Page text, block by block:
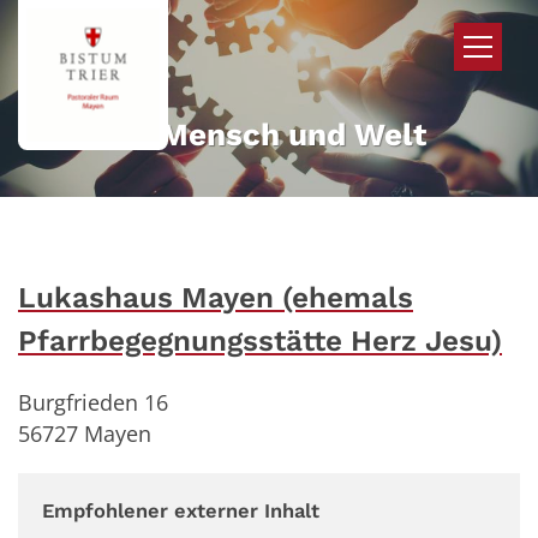
Zum Inhalt springen
Mehr für Mensch und Welt
Lukashaus Mayen (ehemals
Pfarrbegegnungsstätte Herz Jesu)
Burgfrieden 16
56727 Mayen
Empfohlener externer Inhalt